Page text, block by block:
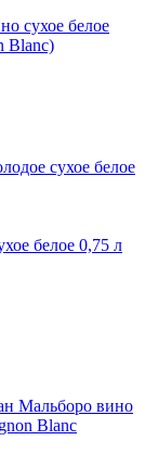
сухое белое
Blanc)
белое 0,75 л